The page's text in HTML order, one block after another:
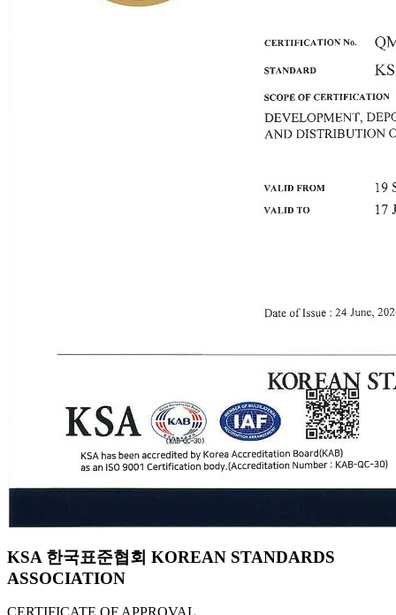
KSA 한국표준협회 KOREAN STANDARDS
ASSOCIATION